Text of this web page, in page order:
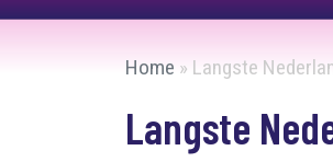
Home » Langste
Langste